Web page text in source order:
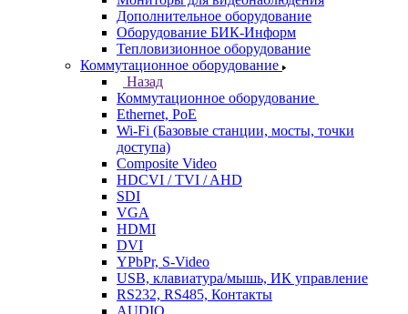
Дополнительное оборудование
Оборудование БИК-Информ
Тепловизионное оборудование
Коммутационное оборудование
Назад
Коммутационное оборудование
Ethernet, PoE
Wi-Fi (Базовые станции, мосты, точки
доступа)
Composite Video
HDCVI / TVI / AHD
SDI
VGA
HDMI
DVI
YPbPr, S-Video
USB, клавиатура/мышь, ИК управление
RS232, RS485, Контакты
AUDIO